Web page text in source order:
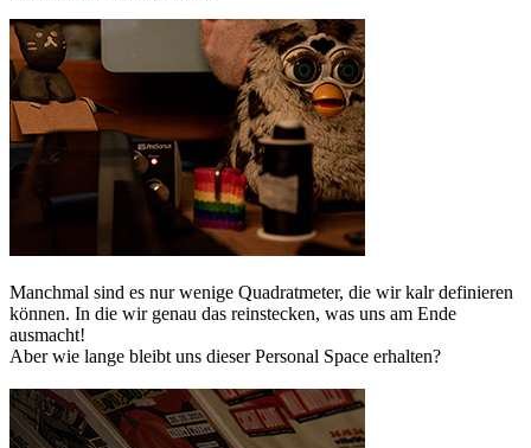
Manchmal sind es nur wenige Quadratmeter, die wir kalr definieren
können. In die wir genau das reinstecken, was uns am Ende
ausmacht!
Aber wie lange bleibt uns dieser Personal Space erhalten?